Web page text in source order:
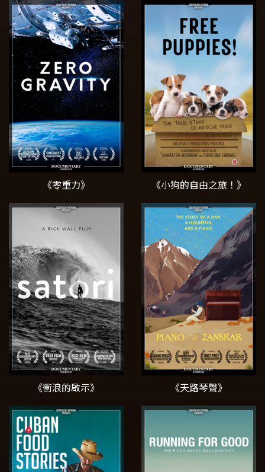
《零重力》 《小狗的自由之旅！》
《衝浪的啟示》 《天路琴聲》